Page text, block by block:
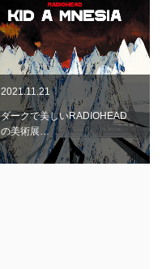
2021.11.21
ダークで美しいRADIOHEAD
の美術展…